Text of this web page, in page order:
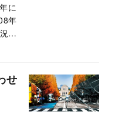
に
年
の
せ